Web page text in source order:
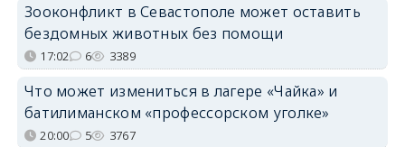
Зооконфликт в Севастополе может оставить
бездомных животных без помощи
17:02 6 3389
Что может измениться в лагере «Чайка» и
батилиманском «профессорском уголке»
20:00 5 3767